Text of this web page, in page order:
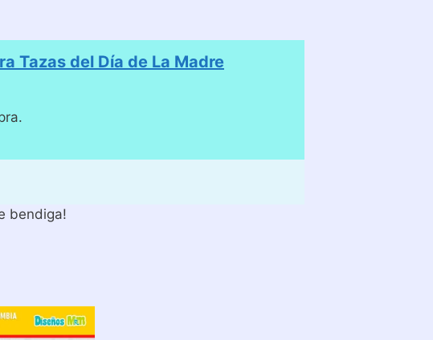
Tazas del Día de La Madre
bendiga!